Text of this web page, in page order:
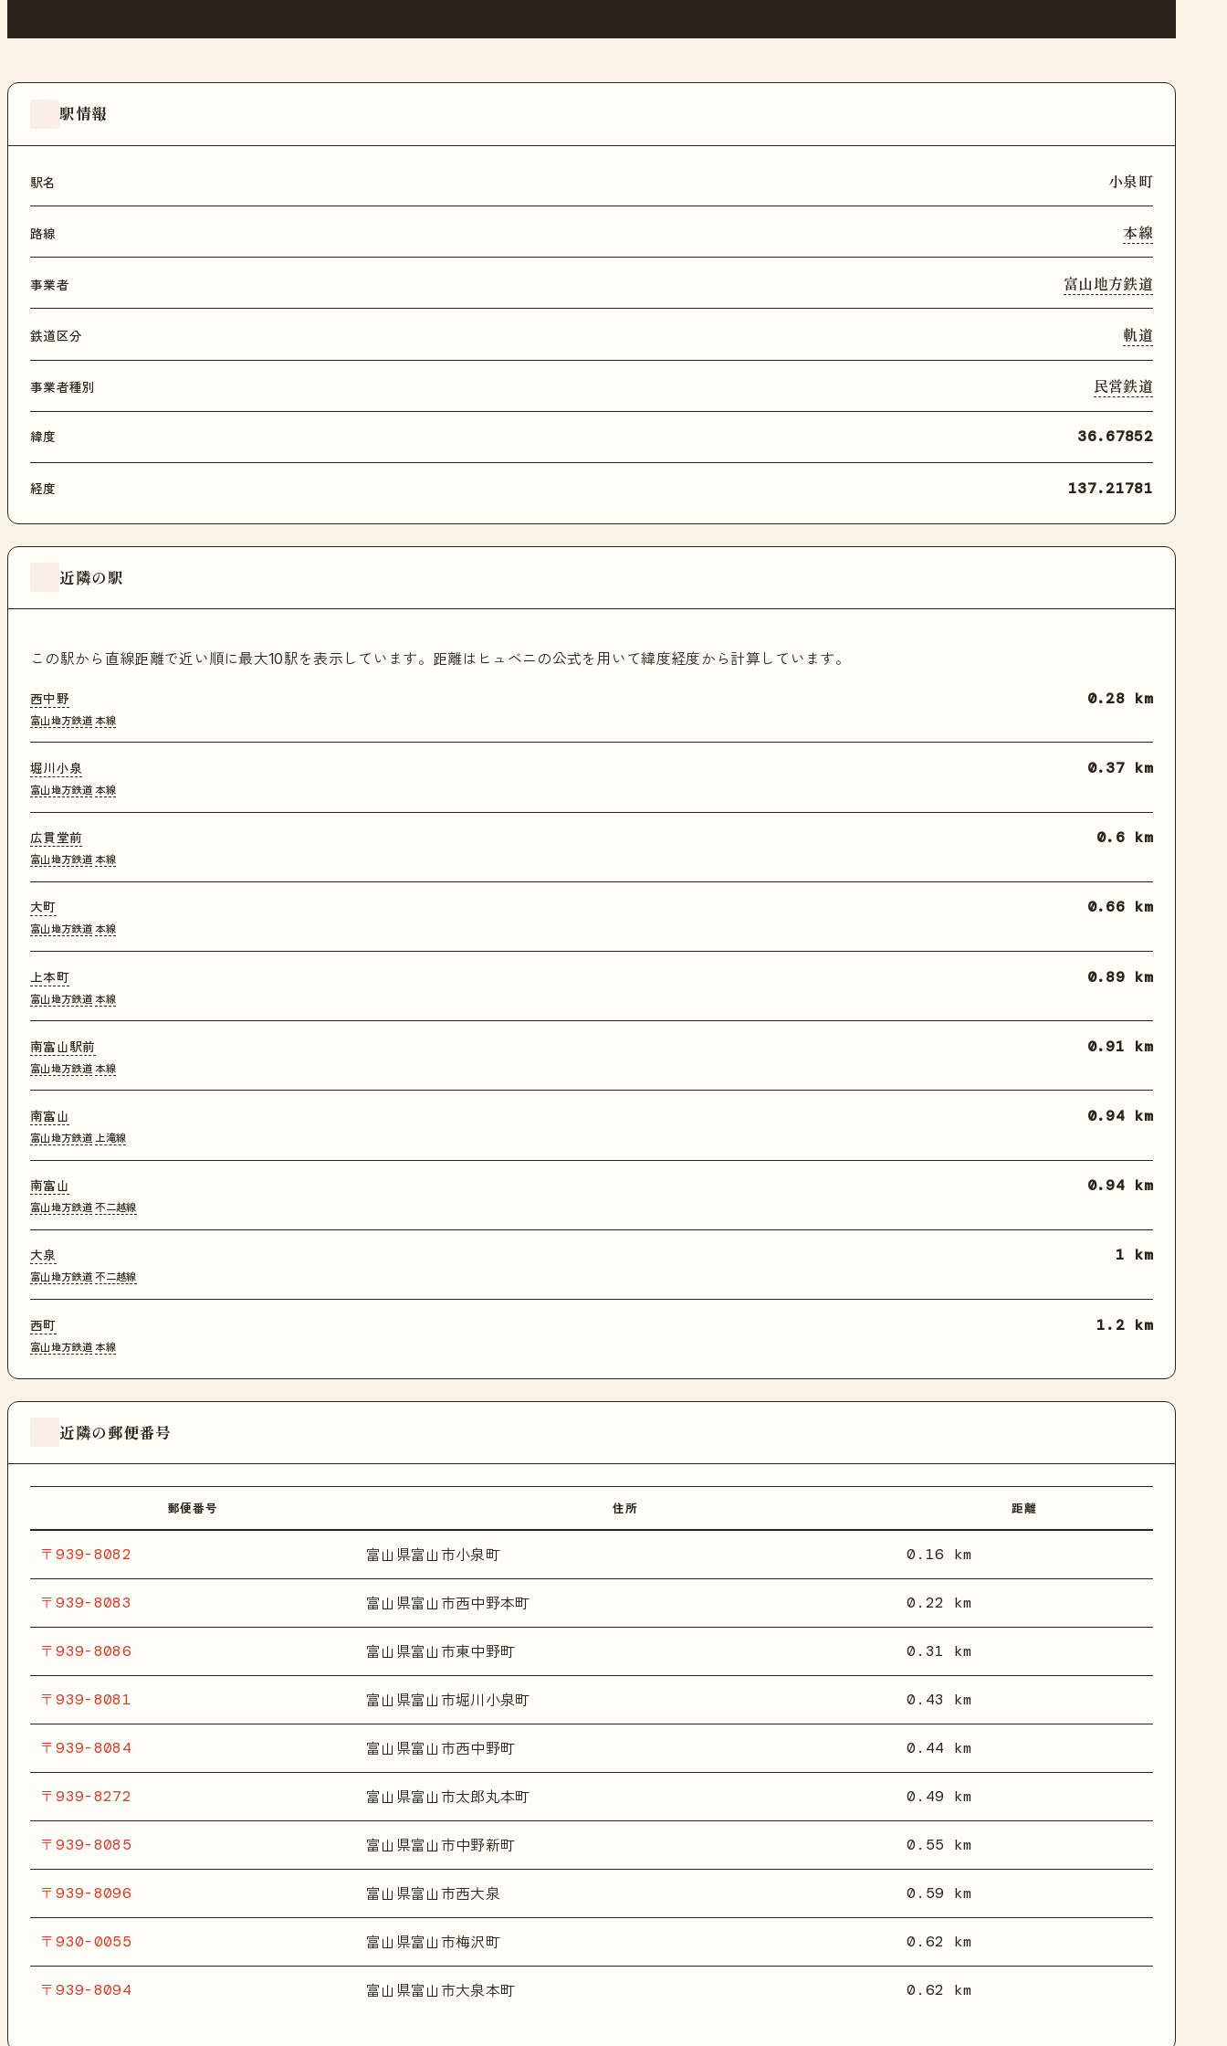
駅情報
駅名 小泉町
路線 本線
事業者 富山地方鉄道
鉄道区分 軌道
事業者種別 民営鉄道
緯度 36.67852
経度 137.21781
近隣の駅
この駅から直線距離で近い順に最大10駅を表示しています。距離はヒュベニの公式を用いて緯度経度から計算しています。
西中野
富山地方鉄道 本線
0.28 km
堀川小泉
富山地方鉄道 本線
0.37 km
広貫堂前
富山地方鉄道 本線
0.6 km
大町
富山地方鉄道 本線
0.66 km
上本町
富山地方鉄道 本線
0.89 km
南富山駅前
富山地方鉄道 本線
0.91 km
南富山
富山地方鉄道 上滝線
0.94 km
南富山
富山地方鉄道 不二越線
0.94 km
大泉
富山地方鉄道 不二越線
1 km
西町
富山地方鉄道 本線
1.2 km
近隣の郵便番号
郵便番号 住所 距離
〒939-8082 富山県富山市小泉町 0.16 km
〒939-8083 富山県富山市西中野本町 0.22 km
〒939-8086 富山県富山市東中野町 0.31 km
〒939-8081 富山県富山市堀川小泉町 0.43 km
〒939-8084 富山県富山市西中野町 0.44 km
〒939-8272 富山県富山市太郎丸本町 0.49 km
〒939-8085 富山県富山市中野新町 0.55 km
〒939-8096 富山県富山市西大泉 0.59 km
〒930-0055 富山県富山市梅沢町 0.62 km
〒939-8094 富山県富山市大泉本町 0.62 km